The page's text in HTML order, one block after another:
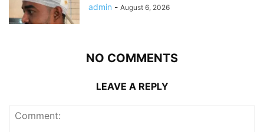
admin - August 6, 2026
NO COMMENTS
LEAVE A REPLY